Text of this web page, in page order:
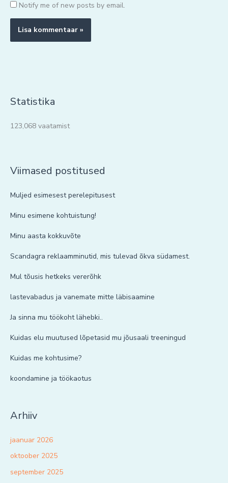
Notify me of new posts by email.
Statistika
123,068 vaatamist
Viimased postitused
Muljed esimesest perelepitusest
Minu esimene kohtuistung!
Minu aasta kokkuvõte
Scandagra reklaamminutid, mis tulevad õkva südamest.
Mul tõusis hetkeks vererõhk
lastevabadus ja vanemate mitte läbisaamine
Ja sinna mu töökoht lähebki..
Kuidas elu muutused lõpetasid mu jõusaali treeningud
Kuidas me kohtusime?
koondamine ja töökaotus
Arhiiv
jaanuar 2026
oktoober 2025
september 2025